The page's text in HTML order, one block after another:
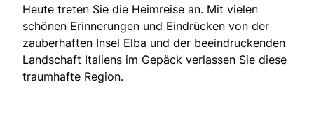
Heute treten Sie die Heimreise an. Mit vielen
schönen Erinnerungen und Eindrücken von der
zauberhaften Insel Elba und der beeindruckenden
Landschaft Italiens im Gepäck verlassen Sie diese
traumhafte Region.